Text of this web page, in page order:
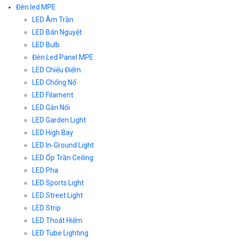
Đèn led MPE
LED Âm Trần
LED Bán Nguyệt
LED Bulb
Đèn Led Panel MPE
LED Chiếu Điểm
LED Chống Nổ
LED Filament
LED Gắn Nổi
LED Garden Light
LED High Bay
LED In-Ground Light
LED Ốp Trần Ceiling
LED Pha
LED Sports Light
LED Street Light
LED Strip
LED Thoát Hiểm
LED Tube Lighting